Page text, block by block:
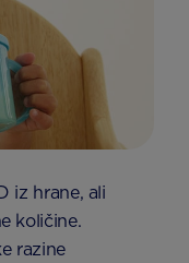
iz hrane, ali
količine.
razine